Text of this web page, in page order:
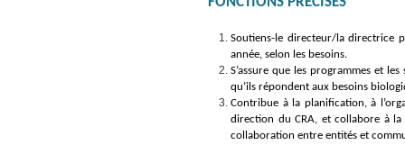
Soutiens-le directeur/la directrice
année, selon les besoins.
S’assure que les programmes et
qu’ils répondent aux besoins
Contribue à la planification, à
direction du CRA, et collabore à
collaboration entre entités et